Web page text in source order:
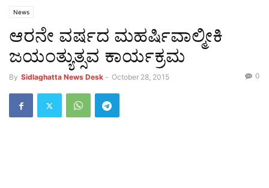
News
ಆರನೇ ವರ್ಷದ ಮಹರ್ಷಿವಾಲ್ಮೀಕಿ
ಜಯಂತ್ಯುತ್ಸವ ಕಾರ್ಯಕ್ರಮ
By Sidlaghatta News Desk - October 28, 2015 0